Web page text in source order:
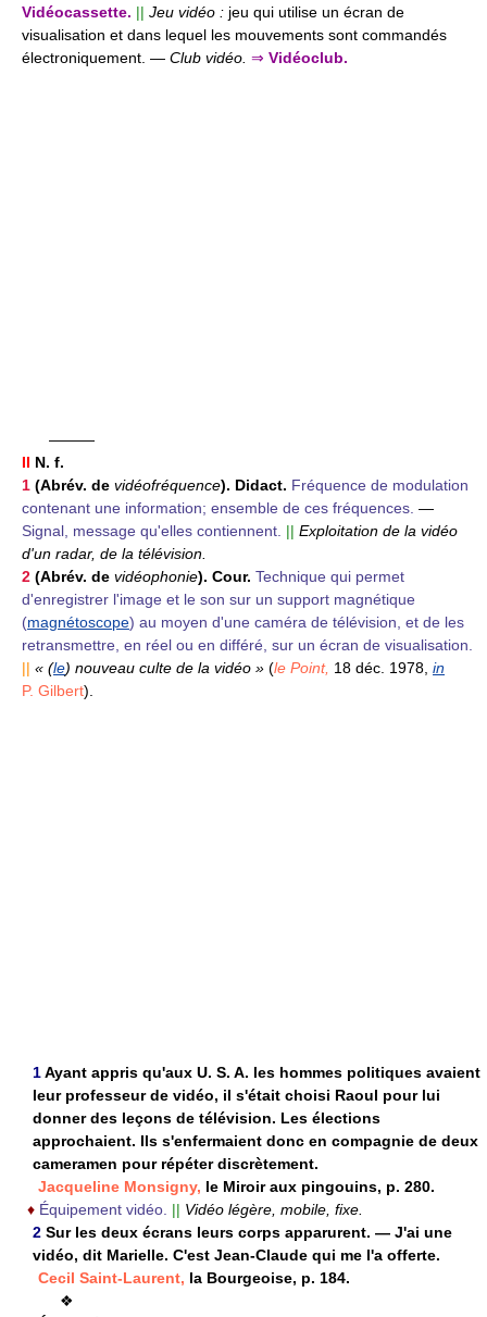
Vidéocassette. || Jeu vidéo : jeu qui utilise un écran de
visualisation et dans lequel les mouvements sont commandés
électroniquement. — Club vidéo. ⇒ Vidéoclub.
———
II N. f.
1 (Abrév. de vidéofréquence). Didact. Fréquence de modulation
contenant une information; ensemble de ces fréquences. —
Signal, message qu'elles contiennent. || Exploitation de la vidéo
d'un radar, de la télévision.
2 (Abrév. de vidéophonie). Cour. Technique qui permet
d'enregistrer l'image et le son sur un support magnétique
(magnétoscope) au moyen d'une caméra de télévision, et de les
retransmettre, en réel ou en différé, sur un écran de visualisation.
|| « (le) nouveau culte de la vidéo » (le Point, 18 déc. 1978, in
P. Gilbert).
1Ayant appris qu'aux U. S. A. les hommes politiques avaient
leur professeur de vidéo, il s'était choisi Raoul pour lui
donner des leçons de télévision. Les élections
approchaient. Ils s'enfermaient donc en compagnie de deux
cameramen pour répéter discrètement.
Jacqueline Monsigny, le Miroir aux pingouins, p. 280.
♦ Équipement vidéo. || Vidéo légère, mobile, fixe.
2 Sur les deux écrans leurs corps apparurent. — J'ai une
vidéo, dit Marielle. C'est Jean-Claude qui me l'a offerte.
Cecil Saint-Laurent, la Bourgeoise, p. 184.
❖